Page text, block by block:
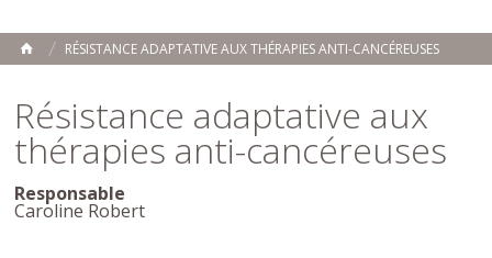
ACCUEIL
RÉSISTANCE ADAPTATIVE AUX THÉRAPIES ANTI-CANCÉREUSES
Résistance adaptative aux
thérapies anti-cancéreuses
Responsable
Caroline Robert